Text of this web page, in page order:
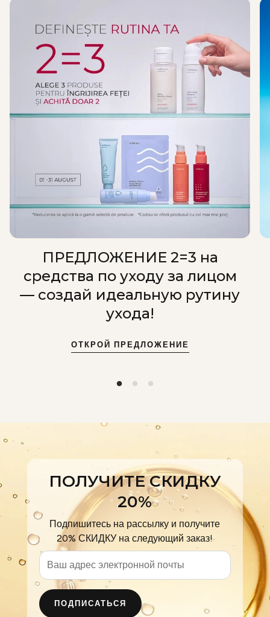
ПРЕДЛОЖЕНИЕ 2=3 на
средства по уходу за лицом
— создай идеальную рутину
ухода!
ОТКРОЙ ПРЕДЛОЖЕНИЕ
ПОЛУЧИТЕ СКИДКУ
20%
Подпишитесь на рассылку и получите
20% СКИДКУ на следующий заказ!
ПОДПИСАТЬСЯ